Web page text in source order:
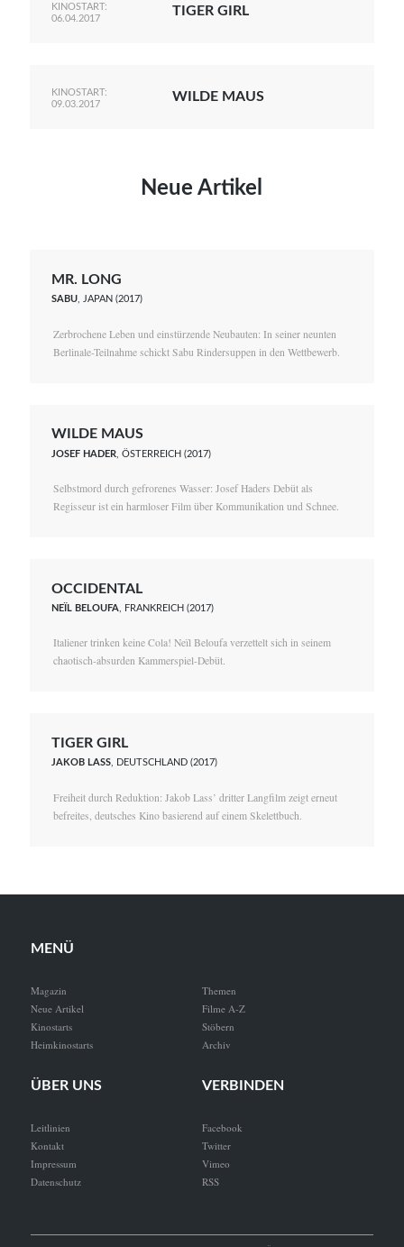
KINOSTART:
06.04.2017
TIGER GIRL
KINOSTART:
09.03.2017
WILDE MAUS
Neue Artikel
MR. LONG
SABU, JAPAN (2017)
Zerbrochene Leben und einstürzende Neubauten: In seiner neunten
Berlinale-Teilnahme schickt Sabu Rindersuppen in den Wettbewerb.
WILDE MAUS
JOSEF HADER , ÖSTERREICH (2017)
Selbstmord durch gefrorenes Wasser: Josef Haders Debüt als
Regisseur ist ein harmloser Film über Kommunikation und Schnee.
OCCIDENTAL
NEÏL BELOUFA , FRANKREICH (2017)
Italiener trinken keine Cola! Neïl Beloufa verzettelt sich in seinem
chaotisch-absurden Kammerspiel-Debüt.
TIGER GIRL
JAKOB LASS, DEUTSCHLAND (2017)
Freiheit durch Reduktion: Jakob Lass’ dritter Langfilm zeigt erneut
befreites, deutsches Kino basierend auf einem Skelettbuch.
MENÜ
Magazin
Neue Artikel
Kinostarts
Heimkinostarts
Themen
Filme A-Z
Stöbern
Archiv
ÜBER UNS
Leitlinien
Kontakt
Impressum
Datenschutz
VERBINDEN
Facebook
Twitter
Vimeo
RSS